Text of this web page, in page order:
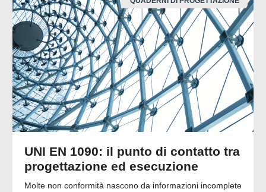
UNI EN 1090: il punto di contatto tra
progettazione ed esecuzione
Molte non conformità nascono da informazioni incomplete